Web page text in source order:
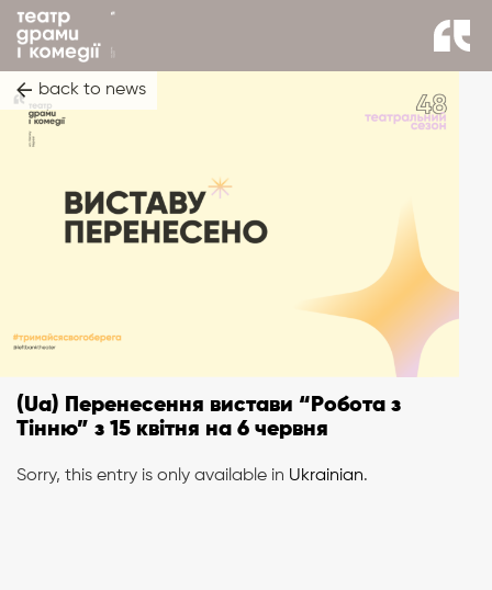
back to news
(Ua) Перенесення вистави “Робота з
Тінню” з 15 квітня на 6 червня
Sorry, this entry is only available in Ukrainian.